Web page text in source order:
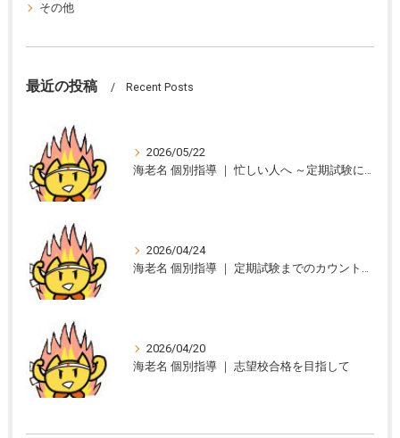
その他
最近の投稿 Recent Posts
2026/05/22
海老名 個別指導 ｜ 忙しい人へ ～定期試験に向けて～
2026/04/24
海老名 個別指導 ｜ 定期試験までのカウント・ダウン、始めました。
2026/04/20
海老名 個別指導 ｜ 志望校合格を目指して